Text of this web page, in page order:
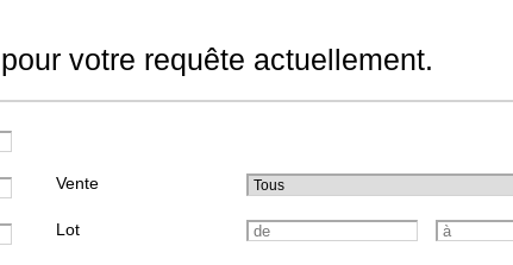
votre requête actuellement.
Vente
Lot